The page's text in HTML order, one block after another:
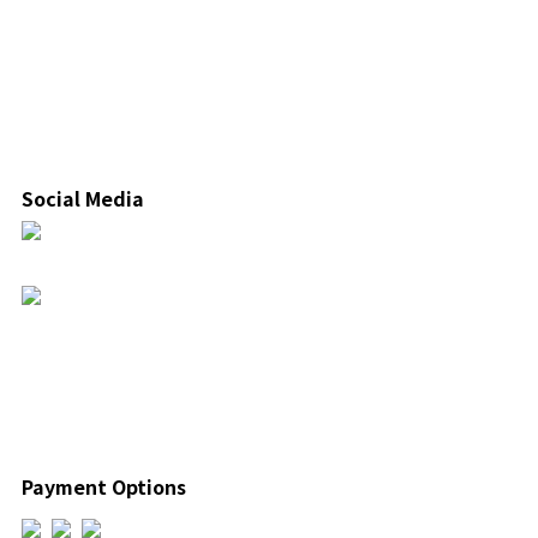
Social Media
Payment Options